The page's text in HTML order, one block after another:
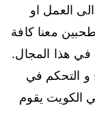
العمل او
معنا كافة
في هذا المجال.
و التحكم في
الكويت يقوم